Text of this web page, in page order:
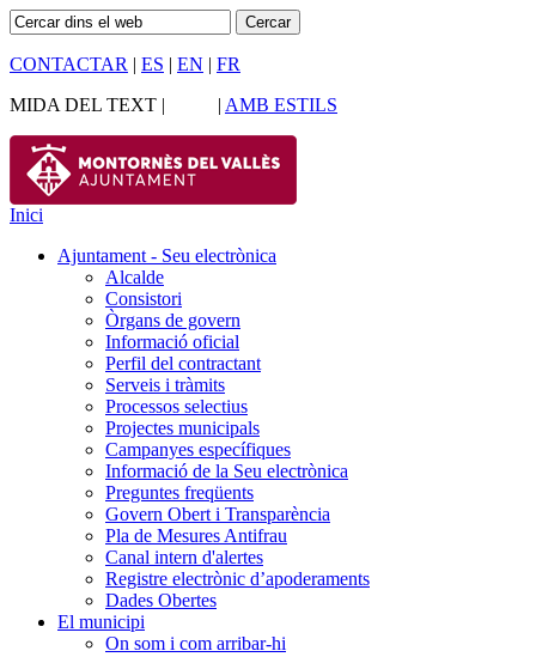
CONTACTAR | ES | EN | FR
MIDA DEL TEXT |
| AMB ESTILS
Inici
Ajuntament - Seu electrònica
Alcalde
Consistori
Òrgans de govern
Informació oficial
Perfil del contractant
Serveis i tràmits
Processos selectius
Projectes municipals
Campanyes específiques
Informació de la Seu electrònica
Preguntes freqüents
Govern Obert i Transparència
Pla de Mesures Antifrau
Canal intern d'alertes
Registre electrònic d’apoderaments
Dades Obertes
El municipi
On som i com arribar-hi